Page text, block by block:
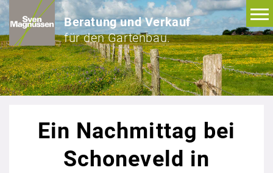
Beratung und Verkauf
für den Gartenbau.
Ein Nachmittag bei
Schoneveld in